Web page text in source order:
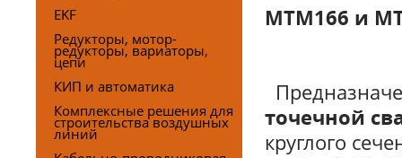
МТМ166 и
точечной
круглого
EKF
Редукторы, мотор-
редукторы, вариаторы,
цепи
КИП и автоматика
Комплексные решения для
строительства воздушных
линий